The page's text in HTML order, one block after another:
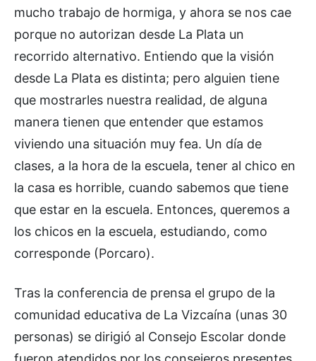
mucho trabajo de hormiga, y ahora se nos cae
porque no autorizan desde La Plata un
recorrido alternativo. Entiendo que la visión
desde La Plata es distinta; pero alguien tiene
que mostrarles nuestra realidad, de alguna
manera tienen que entender que estamos
viviendo una situación muy fea. Un día de
clases, a la hora de la escuela, tener al chico en
la casa es horrible, cuando sabemos que tiene
que estar en la escuela. Entonces, queremos a
los chicos en la escuela, estudiando, como
corresponde (Porcaro).
Tras la conferencia de prensa el grupo de la
comunidad educativa de La Vizcaína (unas 30
personas) se dirigió al Consejo Escolar donde